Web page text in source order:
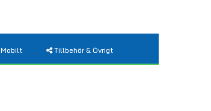
Mobilt Tillbehör & Övrigt